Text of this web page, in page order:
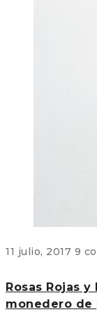
11 julio, 2017 9
Rosas Rojas
monedero